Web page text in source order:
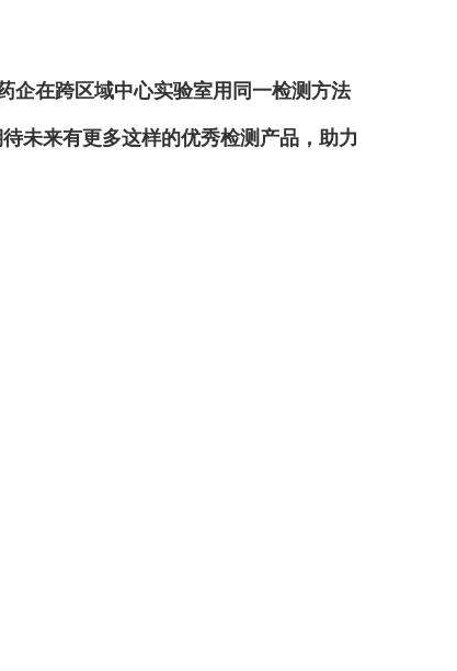
企在跨区域中心实验室用同一检测方法
未来有更多这样的优秀检测产品，助力